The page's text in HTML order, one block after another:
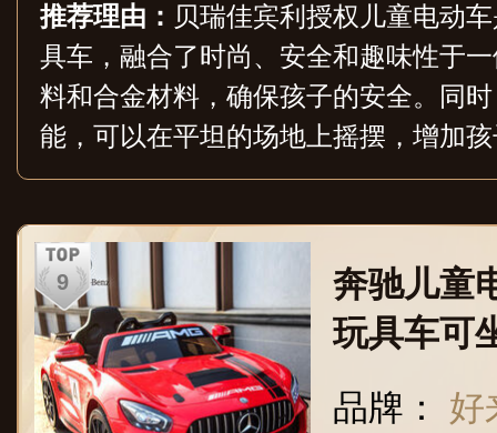
推荐理由： 贝瑞佳宾利授权儿童电动
具车，融合了时尚、安全和趣味性于
料和合金材料，确保孩子的安全。同
能，可以在平坦的场地上摇摆，增加
此外，该车还拥有遥控器，家长可以
美观大方，宾利车标和车身线条都体
款不仅适合孩子玩耍，也适合收藏的
奔驰儿童
玩具车可
宝宝童车
品牌： 好